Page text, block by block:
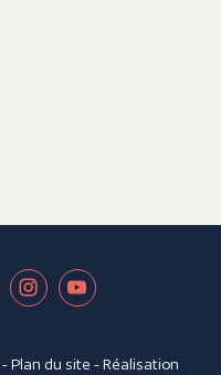
-Plan du site - Réalisation